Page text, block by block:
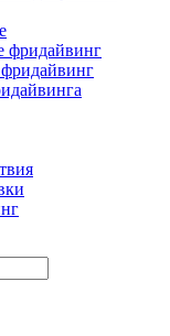
фридайвинг